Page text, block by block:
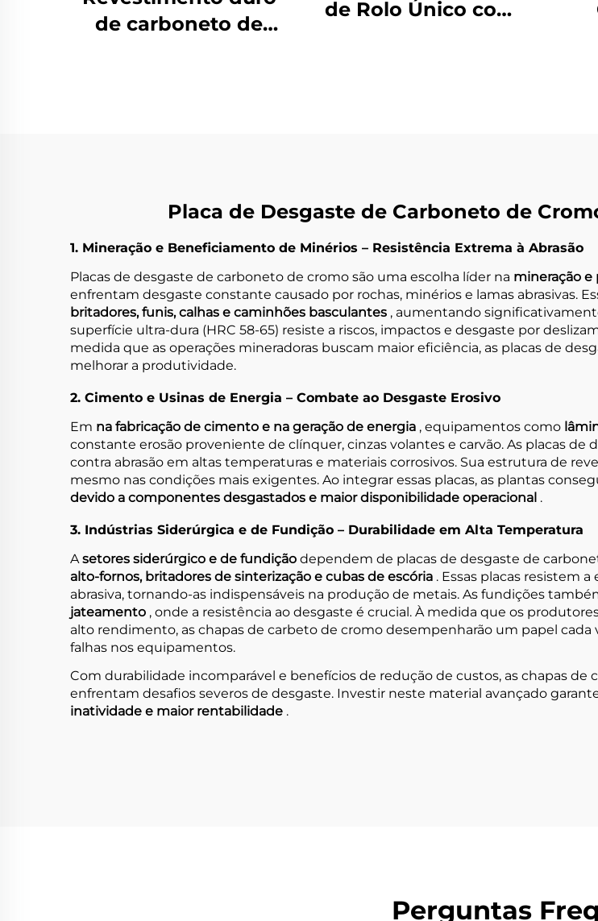
de carboneto de
de Rolo Único com
Placa de Desgaste de Carboneto de
1. Mineração e Beneficiamento de Minérios – Resistência Extrema à Abrasão
Placas de desgaste de carboneto de cromo são uma escolha líder na mineração e
enfrentam desgaste constante causado por rochas, minérios e lamas abrasivas.
britadores, funis, calhas e caminhões basculantes , aumentando
superfície ultra-dura (HRC 58-65) resiste a riscos, impactos e desgaste por
medida que as operações mineradoras buscam maior eficiência, as placas de
melhorar a produtividade.
2. Cimento e Usinas de Energia – Combate ao Desgaste Erosivo
Em na fabricação de cimento e na geração de energia , equipamentos como
constante erosão proveniente de clínquer, cinzas volantes e carvão. As placas
contra abrasão em altas temperaturas e materiais corrosivos. Sua estrutura de
mesmo nas condições mais exigentes. Ao integrar essas placas, as plantas
devido a componentes desgastados e maior disponibilidade operacional .
3. Indústrias Siderúrgica e de Fundição – Durabilidade em Alta Temperatura
A setores siderúrgico e de fundição dependem de placas de desgaste de
alto-fornos, britadores de sinterização e cubas de escória . Essas placas resistem
abrasiva, tornando-as indispensáveis na produção de metais. As fundições
jateamento , onde a resistência ao desgaste é crucial. À medida que os
alto rendimento, as chapas de carbeto de cromo desempenharão um papel
falhas nos equipamentos.
Com durabilidade incomparável e benefícios de redução de custos, as chapas de
enfrentam desafios severos de desgaste. Investir neste material avançado
inatividade e maior rentabilidade .
Perguntas